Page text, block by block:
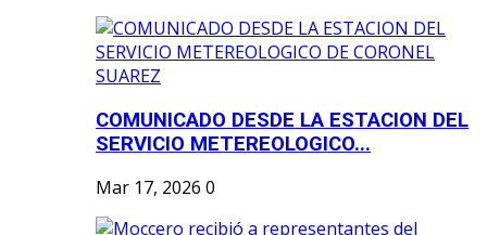
COMUNICADO DESDE LA ESTACION DEL
SERVICIO METEREOLOGICO...
Mar 17, 2026 0